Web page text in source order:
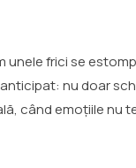
unele frici se
nu doar
când emoțiile nu